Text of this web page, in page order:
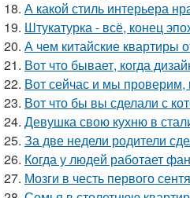
18. А какой стиль интерьера
19. Штукатурка - всё, конец
20. А чем китайские квартиры
21. Вот что бывает, когда
22. Вот сейчас и мы проверим,
23. Вот что бы вы сделали с
24. Девушка свою кухню в
25. За две недели родители
26. Когда у людей работает
27. Мозги в честь первого